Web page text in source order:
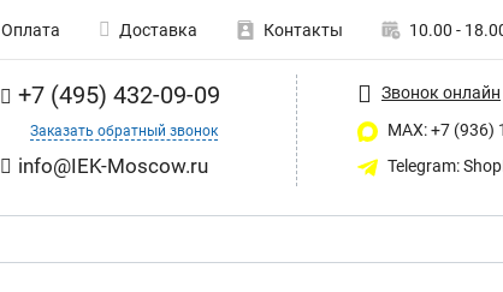
Оплата Доставка Контакты 10.00 -
+7 (495) 432-09-09
Заказать обратный звонок
info@IEK-Moscow.ru
Звонок онлайн
MAX: +7 (936)
Telegram: